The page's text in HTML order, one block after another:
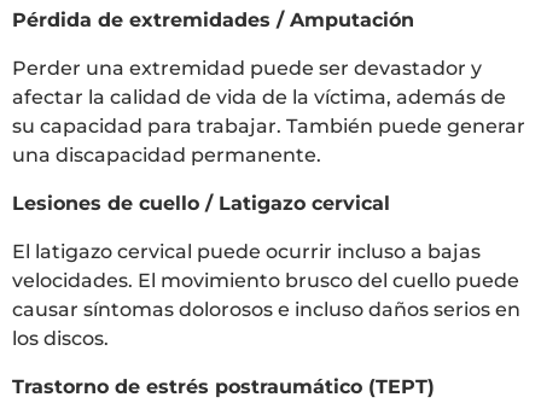
Pérdida de extremidades / Amputación
Perder una extremidad puede ser devastador y
afectar la calidad de vida de la víctima, además de
su capacidad para trabajar. También puede generar
una discapacidad permanente.
Lesiones de cuello / Latigazo cervical
El latigazo cervical puede ocurrir incluso a bajas
velocidades. El movimiento brusco del cuello puede
causar síntomas dolorosos e incluso daños serios en
los discos.
Trastorno de estrés postraumático (TEPT)